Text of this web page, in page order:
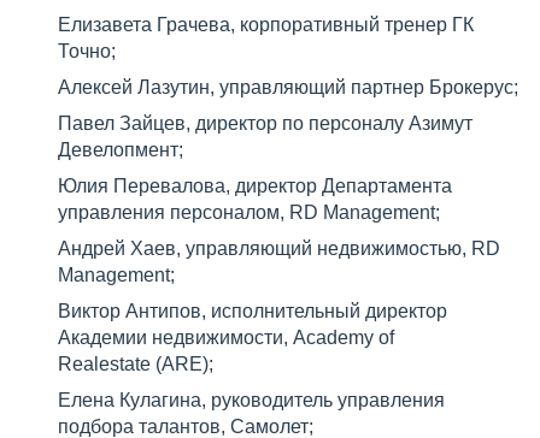
Елизавета Грачева, корпоративный тренер ГК
Точно;
Алексей Лазутин, управляющий партнер Брокерус;
Павел Зайцев, директор по персоналу Азимут
Девелопмент;
Юлия Перевалова, директор Департамента
управления персоналом, RD Management;
Андрей Хаев, управляющий недвижимостью, RD
Management;
Виктор Антипов, исполнительный директор
Академии недвижимости, Academy of
Realestate (ARE);
Елена Кулагина, руководитель управления
подбора талантов, Самолет;